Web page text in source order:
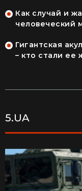
Как случай и
человеческий
Гигантская
– кто стали
5.UA